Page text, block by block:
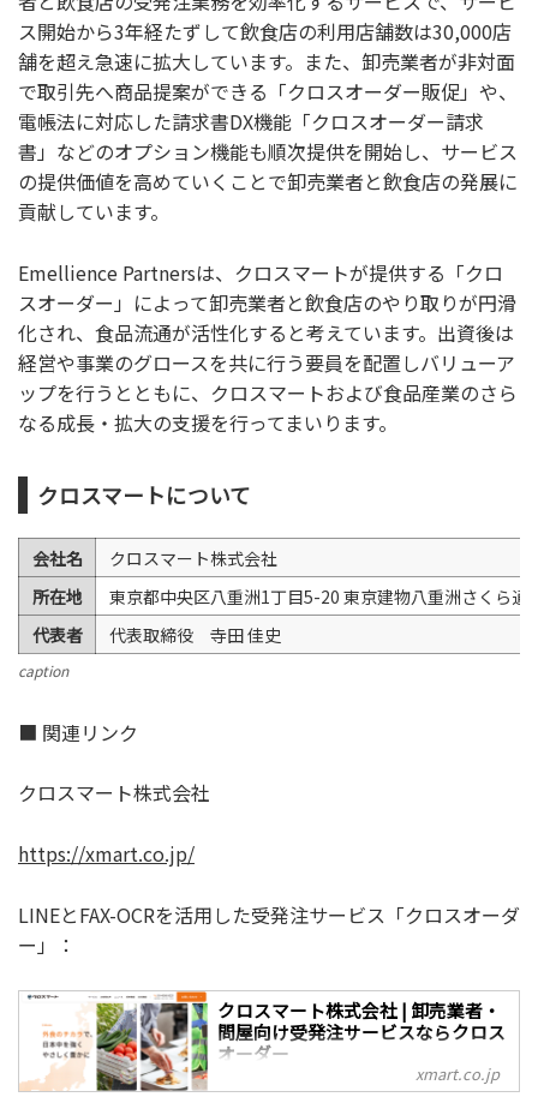
ス開始から3年経たずして飲食店の利用店舗数は30,000店
舗を超え急速に拡大しています。また、卸売業者が非対面
で取引先へ商品提案ができる「クロスオーダー販促」や、
電帳法に対応した請求書DX機能「クロスオーダー請求
書」などのオプション機能も順次提供を開始し、サービス
の提供価値を高めていくことで卸売業者と飲食店の発展に
貢献しています。
Emellience Partnersは、クロスマートが提供する「クロ
スオーダー」によって卸売業者と飲食店のやり取りが円滑
化され、食品流通が活性化すると考えています。出資後は
経営や事業のグロースを共に行う要員を配置しバリューア
ップを行うとともに、クロスマートおよび食品産業のさら
なる成⾧・拡大の支援を行ってまいります。
クロスマートについて
会社名
クロスマート株式会社
所在地
東京都中央区八重洲1丁目5-20 東京建物八重洲さくら通
代表者
代表取締役 寺田 佳史
caption
■ 関連リンク
クロスマート株式会社
https://xmart.co.jp/
LINEとFAX-OCRを活用した受発注サービス「クロスオーダ
ー」：
クロスマート株式会社 | 卸売業者・
問屋向け受発注サービスならクロス
オーダー
飲食店と卸売業者のコミュニケーション
xmart.co.jp